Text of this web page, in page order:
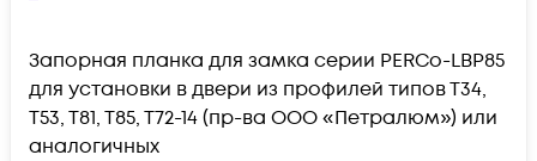
Запорная планка для замка серии PERCo-LBP85
для установки в двери из профилей типов Т34,
Т53, Т81, Т85, Т72-14 (пр-ва ООО «Петралюм») или
аналогичных